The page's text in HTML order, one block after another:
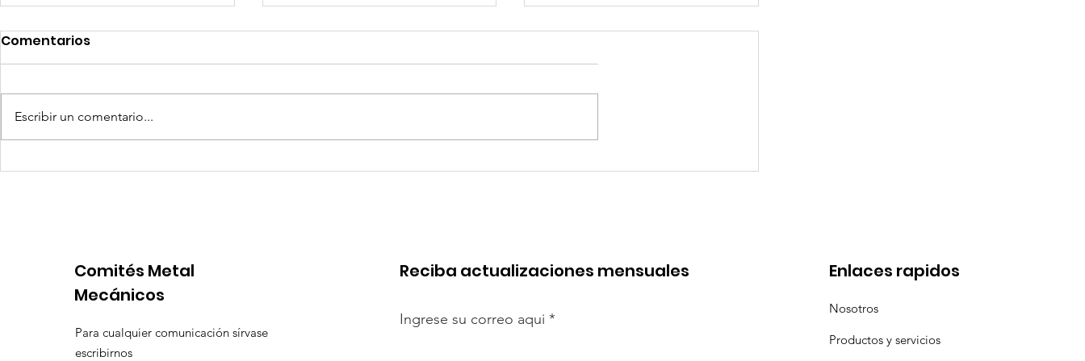
Competencia si: pero en
Expansion de China en
Coca-Cola invertirá mil
Comentarios
Escribir un comentario...
Comités Metal
Mecánicos
Para cualquier comunicación sírvase
escribirnos
Reciba actualizaciones mensuales
Ingrese su correo aqui
Enlaces rapidos
Nosotros
Productos y servicios